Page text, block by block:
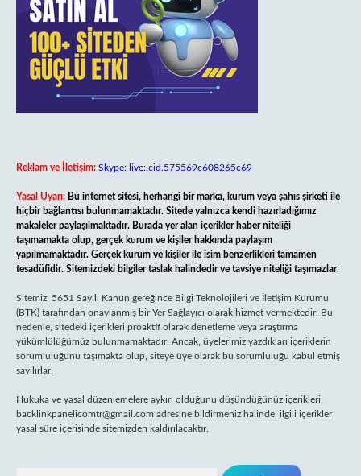
Reklam ve İletişim: Skype: live:.cid.575569c608265c69
Yasal Uyarı: Bu internet sitesi, herhangi bir marka, kurum veya şahıs şirketi ile
hiçbir bağlantısı bulunmamaktadır. Sitede yalnızca kendi hazırladığımız
makaleler paylaşılmaktadır. Burada yer alan içerikler haber niteliği
taşımamakta olup, gerçek kurum ve kişiler hakkında paylaşım
yapılmamaktadır. Gerçek kurum ve kişiler ile isim benzerlikleri tamamen
tesadüfidir. Sitemizdeki bilgiler taslak halindedir ve tavsiye niteliği taşımazlar.
Sitemiz, 5651 Sayılı Kanun gereğince Bilgi Teknolojileri ve İletişim Kurumu
(BTK) tarafından onaylanmış bir Yer Sağlayıcı olarak hizmet vermektedir. Bu
nedenle, sitedeki içerikleri proaktif olarak denetleme veya araştırma
yükümlülüğümüz bulunmamaktadır. Ancak, üyelerimiz yazdıkları içeriklerin
sorumluluğunu taşımakta olup, siteye üye olarak bu sorumluluğu kabul etmiş
sayılırlar.
Hukuka ve yasal düzenlemelere aykırı olduğunu düşündüğünüz içerikleri,
backlinkpanelicomtr@gmail.com adresine bildirmeniz halinde, ilgili içerikler
yasal süre içerisinde sitemizden kaldırılacaktır.